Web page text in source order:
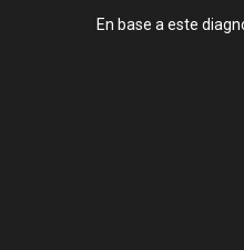
En base a este